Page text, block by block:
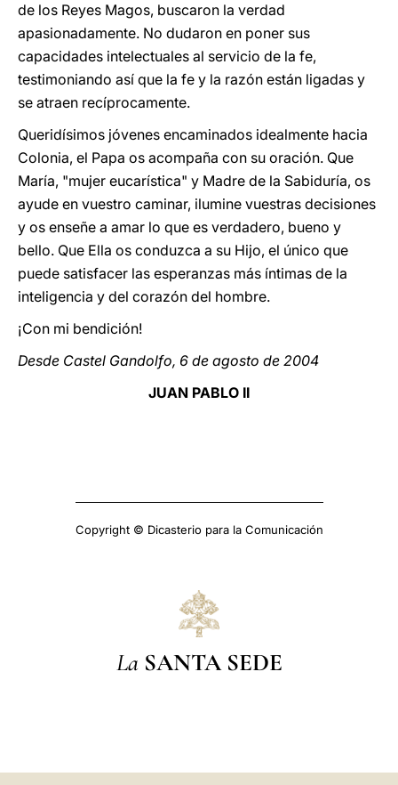
de los Reyes Magos, buscaron la verdad
apasionadamente. No dudaron en poner sus
capacidades intelectuales al servicio de la fe,
testimoniando así que la fe y la razón están ligadas y
se atraen recíprocamente.
Queridísimos jóvenes encaminados idealmente hacia
Colonia, el Papa os acompaña con su oración. Que
María, "mujer eucarística" y Madre de la Sabiduría, os
ayude en vuestro caminar, ilumine vuestras decisiones
y os enseñe a amar lo que es verdadero, bueno y
bello. Que Ella os conduzca a su Hijo, el único que
puede satisfacer las esperanzas más íntimas de la
inteligencia y del corazón del hombre.
¡Con mi bendición!
Desde Castel Gandolfo, 6 de agosto de 2004
JUAN PABLO II
Copyright © Dicasterio para la Comunicación
La SANTA SEDE